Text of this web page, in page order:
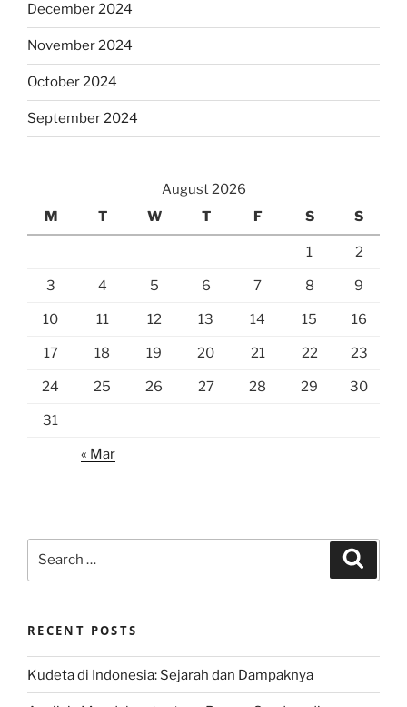
December 2024
November 2024
October 2024
September 2024
August 2026
M
T W T F S S
1 2
3 4 5 6 7 8 9
10 11 12 13 14 15 16
17 18 19 20 21 22 23
24 25 26 27 28 29 30
31
« Mar
RECENT POSTS
Kudeta di Indonesia: Sejarah dan Dampaknya